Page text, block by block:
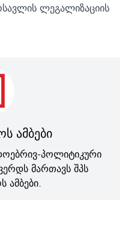
ლეგალიზაციის
ამბები
პოლიტიკური
მართავს შპს
ამბები.